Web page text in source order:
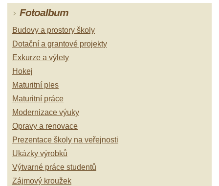
Fotoalbum
Budovy a prostory školy
Dotační a grantové projekty
Exkurze a výlety
Hokej
Maturitní ples
Maturitní práce
Modernizace výuky
Opravy a renovace
Prezentace školy na veřejnosti
Ukázky výrobků
Výtvarné práce studentů
Zájmový kroužek